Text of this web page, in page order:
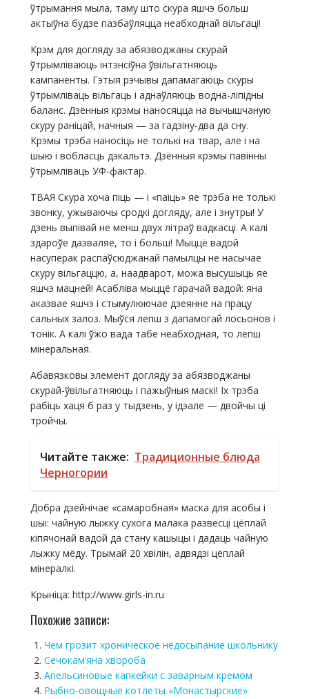
ўтрымання мыла, таму што скура яшчэ больш
актыўна будзе пазбаўляцца неабходнай вільгаці!
Крэм для догляду за абязводжаны скурай
ўтрымліваюць інтэнсіўна ўвільгатняюць
кампаненты. Гэтыя рэчывы дапамагаюць скуры
ўтрымліваць вільгаць і аднаўляюць водна-ліпідны
баланс. Дзённыя крэмы наносяцца на вычышчаную
скуру раніцай, начныя — за гадзіну-два да сну.
Крэмы трэба наносіць не толькі на твар, але і на
шыю і вобласць дэкальтэ. Дзённыя крэмы павінны
ўтрымліваць УФ-фактар.
ТВАЯ Скура хоча піць — і «паіць» яе трэба не толькі
звонку, ужываючы сродкі догляду, але і знутры! У
дзень выпівай не менш двух літраў вадкасці. А калі
здароўе дазваляе, то і больш! Мыццё вадой
насуперак распаўсюджанай памылцы не насычае
скуру вільгаццю, а, наадварот, можа высушыць яе
яшчэ мацней! Асабліва мыццё гарачай вадой: яна
аказвае яшчэ і стымулюючае дзеянне на працу
сальных залоз. Мыўся лепш з дапамогай лосьонов і
тонік. А калі ўжо вада табе неабходная, то лепш
мінеральная.
Абавязковы элемент догляду за абязводжаны
скурай-ўвільгатняюць і пажыўныя маскі! Іх трэба
рабіць хаця б раз у тыдзень, у ідэале — двойчы ці
тройчы.
Читайте также: Традиционные блюда
Черногории
Добра дзейнічае «самаробная» маска для асобы і
шыі: чайную лыжку сухога малака развесці цёплай
кіпячонай вадой да стану кашыцы і дадаць чайную
лыжку мёду. Трымай 20 хвілін, адвядзі цёплай
мінералкі.
Крыніца: http://www.girls-in.ru
Похожие записи:
Чем грозит хроническое недосыпание школьнику
Сечокам’яна хвороба
Апельсиновые капкейки с заварным кремом
Рыбно-овощные котлеты «Монастырские»